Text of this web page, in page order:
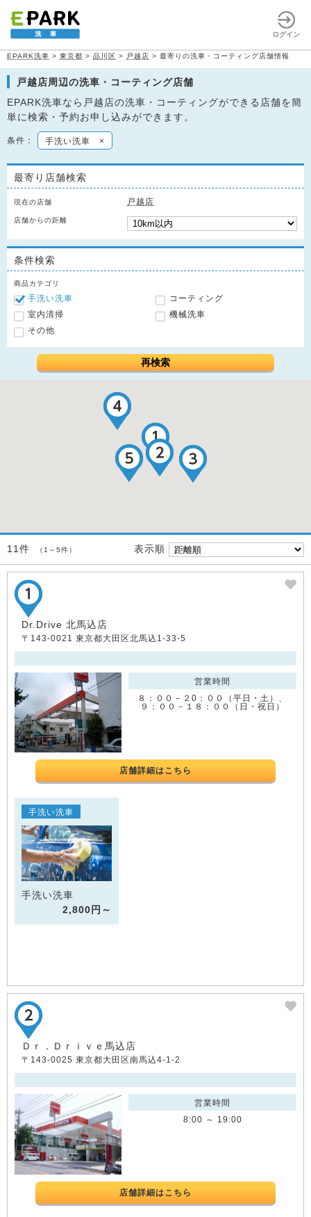
ログイン
EPARK洗車 > 東京都 > 品川区 > 戸越店 > 最寄りの洗車・コーティング店舗情報
戸越店周辺の洗車・コーティング店舗
EPARK洗車なら戸越店の洗車・コーティングができる店舗を簡
単に検索・予約お申し込みができます。
条件： 手洗い洗車 ×
最寄り店舗検索
現在の店舗 戸越店
店舗からの距離
条件検索
商品カテゴリ
手洗い洗車
コーティング
室内清掃
機械洗車
その他
再検索
11件 （1～5件） 表示順
Dr.Drive 北馬込店
〒143-0021 東京都大田区北馬込1-33-5
営業時間
８：００－２0：００（平日・土）、
９：００－１８：００（日・祝日）
店舗詳細はこちら
手洗い洗車
手洗い洗車
2,800円～
Ｄｒ．Ｄｒｉｖｅ馬込店
〒143-0025 東京都大田区南馬込4-1-2
営業時間
8:00 ～ 19:00
店舗詳細はこちら